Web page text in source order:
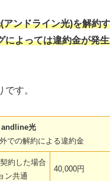
ンドライン光)を解約
によっては違約金が発
す。
andline光
での解約による違約金
約した場合
ン共通
40,000円